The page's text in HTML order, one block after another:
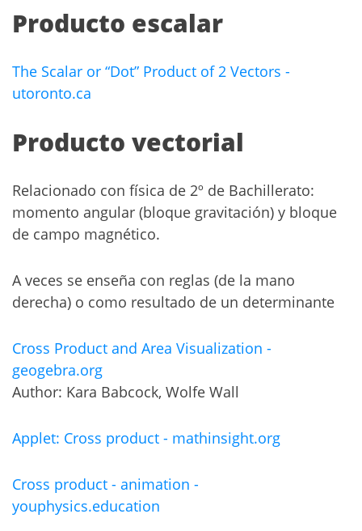
Producto escalar
The Scalar or “Dot” Product of 2 Vectors -
utoronto.ca
Producto vectorial
Relacionado con física de 2º de Bachillerato:
momento angular (bloque gravitación) y bloque
de campo magnético.
A veces se enseña con reglas (de la mano
derecha) o como resultado de un determinante
Cross Product and Area Visualization -
geogebra.org
Author: Kara Babcock, Wolfe Wall
Applet: Cross product - mathinsight.org
Cross product - animation -
youphysics.education